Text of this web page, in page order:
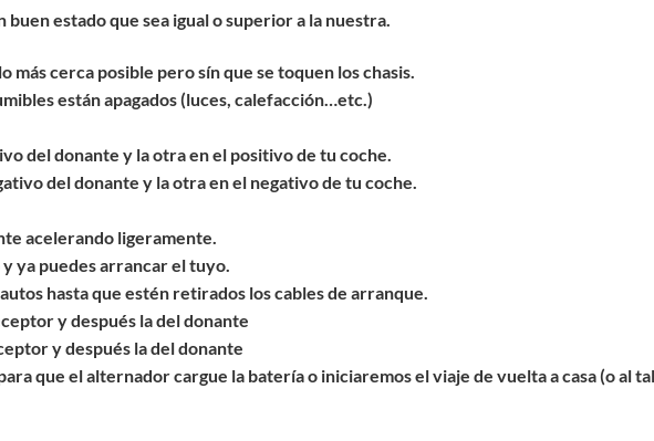
estado que sea igual o superior a la nuestra.
más cerca posible pero sín que se toquen los chasis.
están apagados (luces, calefacción…etc.)
del donante y la otra en el positivo de tu coche.
del donante y la otra en el negativo de tu coche.
acelerando ligeramente.
ya puedes arrancar el tuyo.
hasta que estén retirados los cables de arranque.
y después la del donante
y después la del donante
que el alternador cargue la batería o iniciaremos el viaje de vuelta a casa (o al